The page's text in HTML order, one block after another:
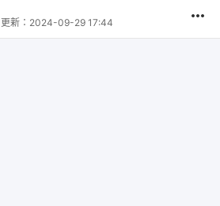
更新： 2024-09-29 17:44